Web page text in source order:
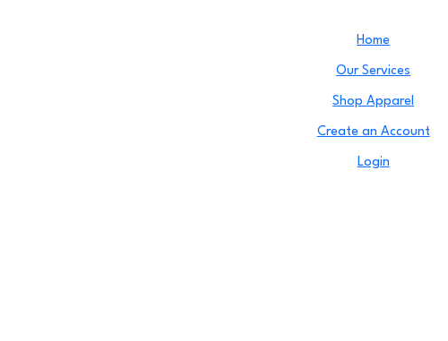
Home
Our Services
Shop Apparel
Create an Account
Login